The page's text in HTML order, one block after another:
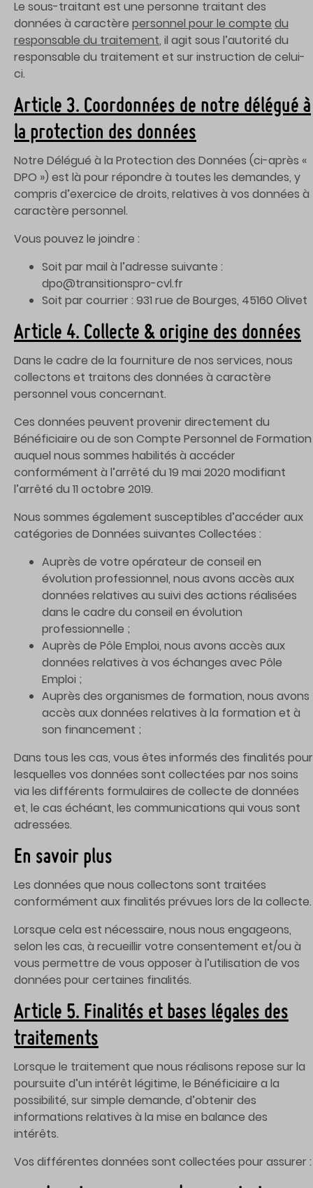
Le sous-traitant est une personne traitant des
données à caractère personnel pour le compte du
responsable du traitement, il agit sous l’autorité du
responsable du traitement et sur instruction de celui-
ci.
Article 3. Coordonnées de notre délégué à
la protection des données
Notre Délégué à la Protection des Données (ci-après «
DPO ») est là pour répondre à toutes les demandes, y
compris d’exercice de droits, relatives à vos données à
caractère personnel.
Vous pouvez le joindre :
Soit par mail à l’adresse suivante :
dpo@transitionspro-cvl.fr
Soit par courrier : 931 rue de Bourges, 45160 Olivet
Article 4. Collecte & origine des données
Dans le cadre de la fourniture de nos services, nous
collectons et traitons des données à caractère
personnel vous concernant.
Ces données peuvent provenir directement du
Bénéficiaire ou de son Compte Personnel de Formation
auquel nous sommes habilités à accéder
conformément à l’arrêté du 19 mai 2020 modifiant
l’arrêté du 11 octobre 2019.
Nous sommes également susceptibles d’accéder aux
catégories de Données suivantes Collectées :
Auprès de votre opérateur de conseil en
évolution professionnel, nous avons accès aux
données relatives au suivi des actions réalisées
dans le cadre du conseil en évolution
professionnelle ;
Auprès de Pôle Emploi, nous avons accès aux
données relatives à vos échanges avec Pôle
Emploi ;
Auprès des organismes de formation, nous avons
accès aux données relatives à la formation et à
son financement ;
Dans tous les cas, vous êtes informés des finalités pour
lesquelles vos données sont collectées par nos soins
via les différents formulaires de collecte de données
et, le cas échéant, les communications qui vous sont
adressées.
En savoir plus
Les données que nous collectons sont traitées
conformément aux finalités prévues lors de la collecte.
Lorsque cela est nécessaire, nous nous engageons,
selon les cas, à recueillir votre consentement et/ou à
vous permettre de vous opposer à l’utilisation de vos
données pour certaines finalités.
Article 5. Finalités et bases légales des
traitements
Lorsque le traitement que nous réalisons repose sur la
poursuite d’un intérêt légitime, le Bénéficiaire a la
possibilité, sur simple demande, d’obtenir des
informations relatives à la mise en balance des
intérêts.
Vos différentes données sont collectées pour assurer :